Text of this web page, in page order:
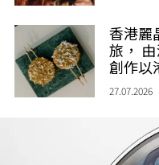
香港麗
旅，
創作以
27.07.2026